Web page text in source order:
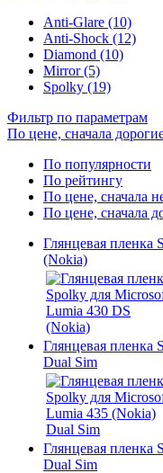
Anti-Glare (10)
Anti-Shock (12)
Diamond (10)
Mirror (5)
Spolky (19)
Фильтр по параметрам
По цене, сначала
По популярности
По рейтингу
По цене, сначала
По цене, сначала
Глянцевая пленка
(Nokia)
Глянцевая пленка
Dual Sim
Глянцевая пленка
Dual Sim